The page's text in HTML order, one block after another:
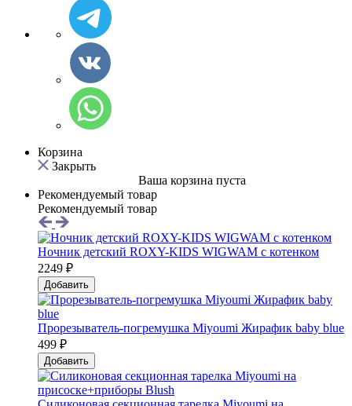
Корзина
Закрыть
Ваша корзина пуста
Рекомендуемый товар
Рекомендуемый товар
Ночник детский ROXY-KIDS WIGWAM с котенком
2249 ₽
Добавить
Прорезыватель-погремушка Мiyoumi Жирафик baby blue
499 ₽
Добавить